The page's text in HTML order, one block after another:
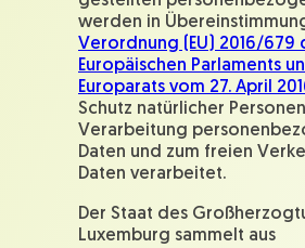
werden in
Verordnung (EU) 2016/679
Europäischen Parlaments
Europarats vom 27. April
Schutz natürlicher
Verarbeitung
Daten und zum freien
Daten verarbeitet.
Der Staat des
Luxemburg sammelt aus